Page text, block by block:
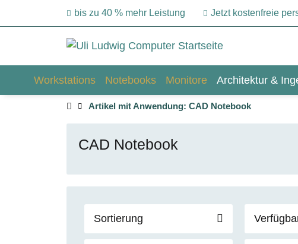
bis zu 40 % mehr Leistung Jetzt kostenfreie
Workstations Notebooks Monitore Architektur &
Artikel mit Anwendung: CAD Notebook
CAD Notebook
Sortierung